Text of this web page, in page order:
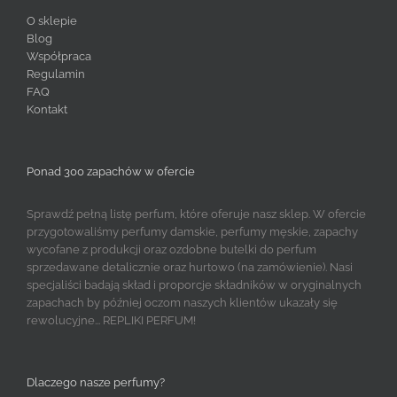
O sklepie
Blog
Współpraca
Regulamin
FAQ
Kontakt
Ponad 300 zapachów w ofercie
Sprawdź pełną listę perfum, które oferuje nasz sklep. W ofercie
przygotowaliśmy perfumy damskie, perfumy męskie, zapachy
wycofane z produkcji oraz ozdobne butelki do perfum
sprzedawane detalicznie oraz hurtowo (na zamówienie). Nasi
specjaliści badają skład i proporcje składników w oryginalnych
zapachach by później oczom naszych klientów ukazały się
rewolucyjne... REPLIKI PERFUM!
Dlaczego nasze perfumy?